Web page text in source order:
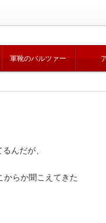
軍靴のバルツァー
んだが、
らか聞こえてきた